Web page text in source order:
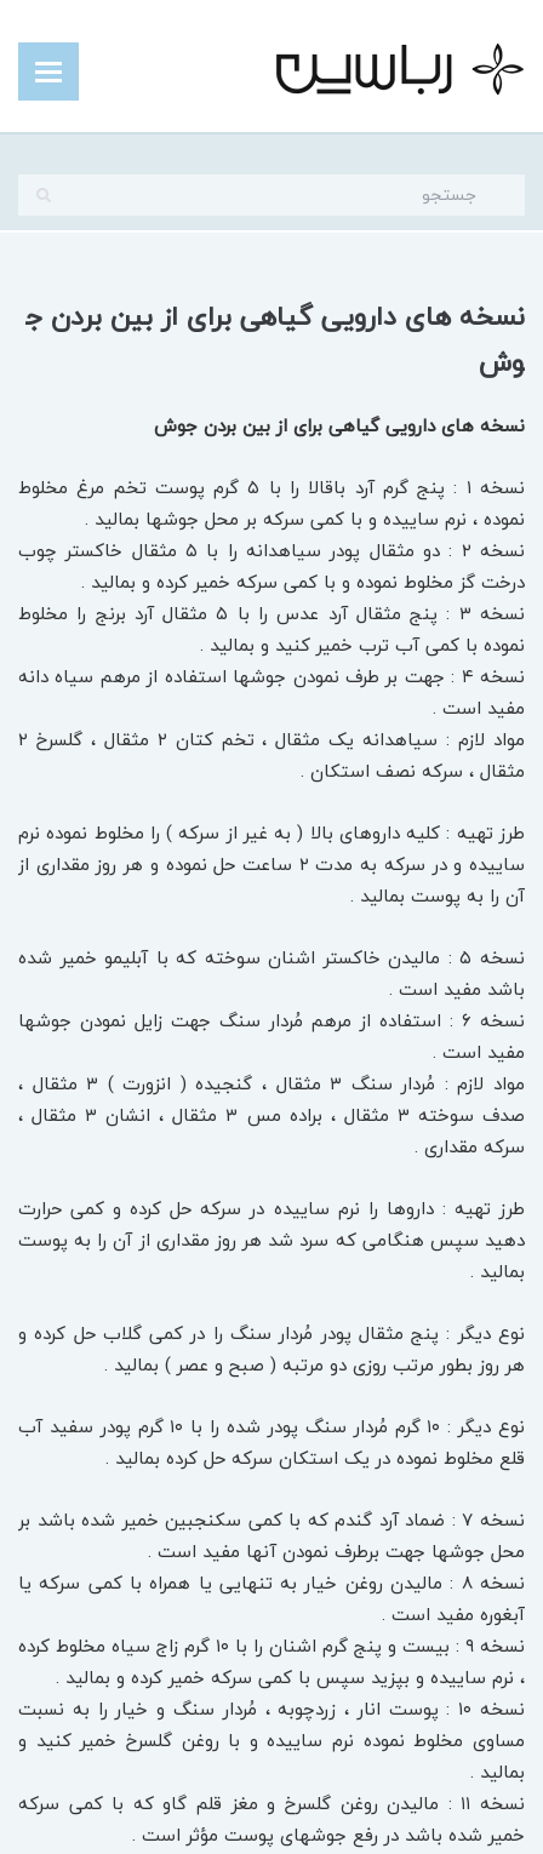
نسخه های دارویی گیاهی برای از بین بردن ج
وش
نسخه های دارویی گیاهی برای از بین بردن جوش
نسخه ۱ : پنج گرم آرد باقالا را با ۵ گرم پوست تخم مرغ مخلوط
نموده ، نرم ساییده و با کمی سرکه بر محل جوشها بمالید .
نسخه ۲ : دو مثقال پودر سیاهدانه را با ۵ مثقال خاکستر چوب
درخت گز مخلوط نموده و با کمی سرکه خمیر کرده و بمالید .
نسخه ۳ : پنج مثقال آرد عدس را با ۵ مثقال آرد برنج را مخلوط
نموده با کمی آب ترب خمیر کنید و بمالید .
نسخه ۴ : جهت بر طرف نمودن جوشها استفاده از مرهم سیاه دانه
مفید است .
مواد لازم : سیاهدانه یک مثقال ، تخم کتان ۲ مثقال ، گلسرخ ۲
مثقال ، سرکه نصف استکان .
طرز تهیه : کلیه داروهای بالا ( به غیر از سرکه ) را مخلوط نموده نرم
ساییده و در سرکه به مدت ۲ ساعت حل نموده و هر روز مقداری از
آن را به پوست بمالید .
نسخه ۵ : مالیدن خاکستر اشنان سوخته که با آبلیمو خمیر شده
باشد مفید است .
نسخه ۶ : استفاده از مرهم مُردار سنگ جهت زایل نمودن جوشها
مفید است .
مواد لازم : مُردار سنگ ۳ مثقال ، گنجیده ( انزورت ) ۳ مثقال ،
صدف سوخته ۳ مثقال ، براده مس ۳ مثقال ، انشان ۳ مثقال ،
سرکه مقداری .
طرز تهیه : داروها را نرم ساییده در سرکه حل کرده و کمی حرارت
دهید سپس هنگامی که سرد شد هر روز مقداری از آن را به پوست
بمالید .
نوع دیگر : پنج مثقال پودر مُردار سنگ را در کمی گلاب حل کرده و
هر روز بطور مرتب روزی دو مرتبه ( صبح و عصر ) بمالید .
نوع دیگر : ۱۰ گرم مُردار سنگ پودر شده را با ۱۰ گرم پودر سفید آب
قلع مخلوط نموده در یک استکان سرکه حل کرده بمالید .
نسخه ۷ : ضماد آرد گندم که با کمی سکنجبین خمیر شده باشد بر
محل جوشها جهت برطرف نمودن آنها مفید است .
نسخه ۸ : مالیدن روغن خیار به تنهایی یا همراه با کمی سرکه یا
آبغوره مفید است .
نسخه ۹ : بیست و پنج گرم اشنان را با ۱۰ گرم زاج سیاه مخلوط کرده
، نرم ساییده و بپزید سپس با کمی سرکه خمیر کرده و بمالید .
نسخه ۱۰ : پوست انار ، زردچوبه ، مُردار سنگ و خیار را به نسبت
مساوی مخلوط نموده نرم ساییده و با روغن گلسرخ خمیر کنید و
بمالید .
نسخه ۱۱ : مالیدن روغن گلسرخ و مغز قلم گاو که با کمی سرکه
خمیر شده باشد در رفع جوشهای پوست مؤثر است .